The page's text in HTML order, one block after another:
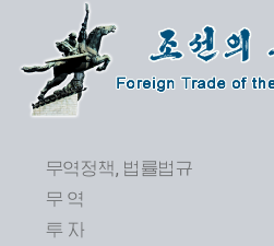
무역정책, 법률법규
무 역
투 자